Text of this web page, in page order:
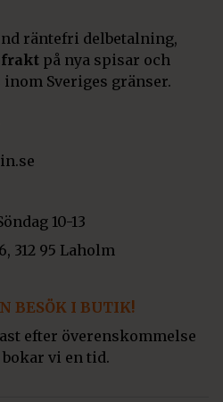
räntefri delbetalning,
på nya spisar och
Sveriges gränser.
10-13
312 95 Laholm
BESÖK I BUTIK!
efter överenskommelse
vi en tid.